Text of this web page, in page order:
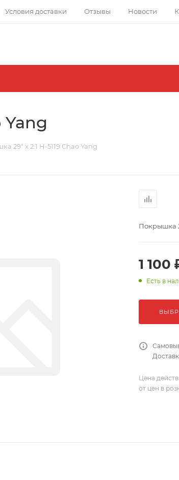
Условия доставки Отзывы Новости
Yang
29" x 2.1 H-5119 Chao Yang
Покрышка
1 100
Есть в
Цена
от цен в